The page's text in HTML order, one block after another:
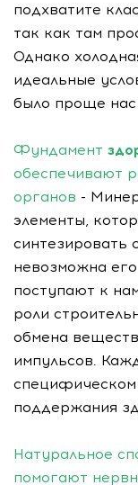
подхватите
так как там
Однако
идеальные
было проще нас
Фундамент
обеспечивают
органов -
элементы,
синтезировать
невозможна
поступают к
роли
обмена
импульсов.
специфическом
поддержания
Натуральное
помогают